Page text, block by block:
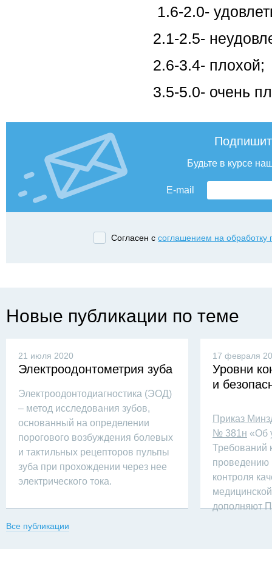
1.6-2.0-
2.1-2.5-
2.6-3.4- плохой;
3.5-5.0- очень
Будьте в курсе
E-mail
Согласен ссоглашением на
Новые публикации по теме
21 июля 2020
Электроодонтометрия зуба
Электроодонтодиагностика (ЭОД)
– метод исследования зубов,
основанный на определении
порогового возбуждения болевых
и тактильных рецепторов пульпы
зуба при прохождении через нее
электрического тока.
17 февраля
Уровни
и
Приказ
№ 381н «Об
Требований
проведению
контроля
дополняют
Все публикации